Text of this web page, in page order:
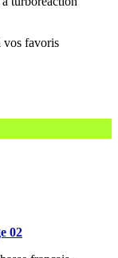
02